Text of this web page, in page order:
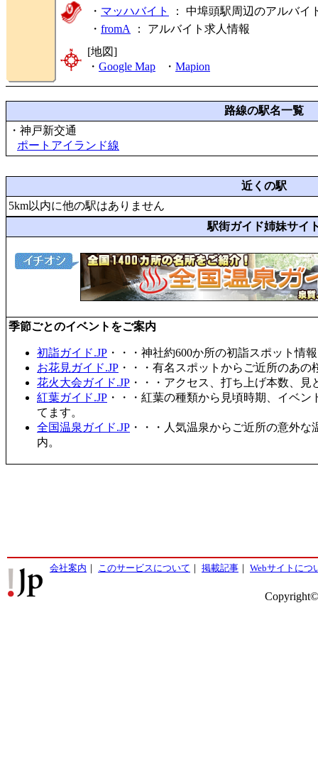
・ マッハバイト
： 中埠頭駅周辺のアルバイ
・ fromA ： アルバイト求人情報
[地図]
・ Google Map ・ Mapion
路線の駅名一覧
・神戸新交通
ポートアイランド線
近くの駅
5km以内に他の駅はありません
駅街ガイド姉妹サイ
季節ごとのイベントをご案内
初詣ガイド.JP ・・・神社約600か所の初詣スポット情
お花見ガイド.JP ・・・有名スポットからご近所のあ
花火大会ガイド.JP ・・・アクセス、打ち上げ本数、
紅葉ガイド.JP ・・・紅葉の種類から見頃時期、イベ
てます。
全国温泉ガイド.JP ・・・人気温泉からご近所の意外
内。
会社案内 ｜ このサービスについて ｜ 掲載記事 ｜ Webサイトにつ